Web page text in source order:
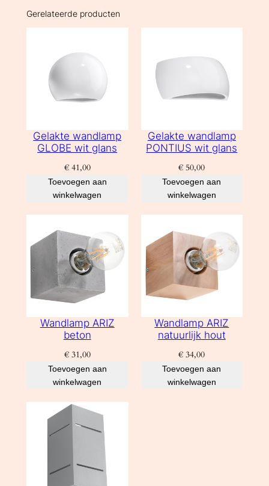
0
0
Gerelateerde producten
Gelakte wandlamp
GLOBE wit glans
€41,00
Toevoegen aan
winkelwagen
Gelakte wandlamp
PONTIUS wit glans
€ 50,00
Toevoegen aan
winkelwagen
Wandlamp ARIZ
beton
€31,00
Toevoegen aan
winkelwagen
Wandlamp ARIZ
natuurlijk hout
€ 34,00
Toevoegen aan
winkelwagen